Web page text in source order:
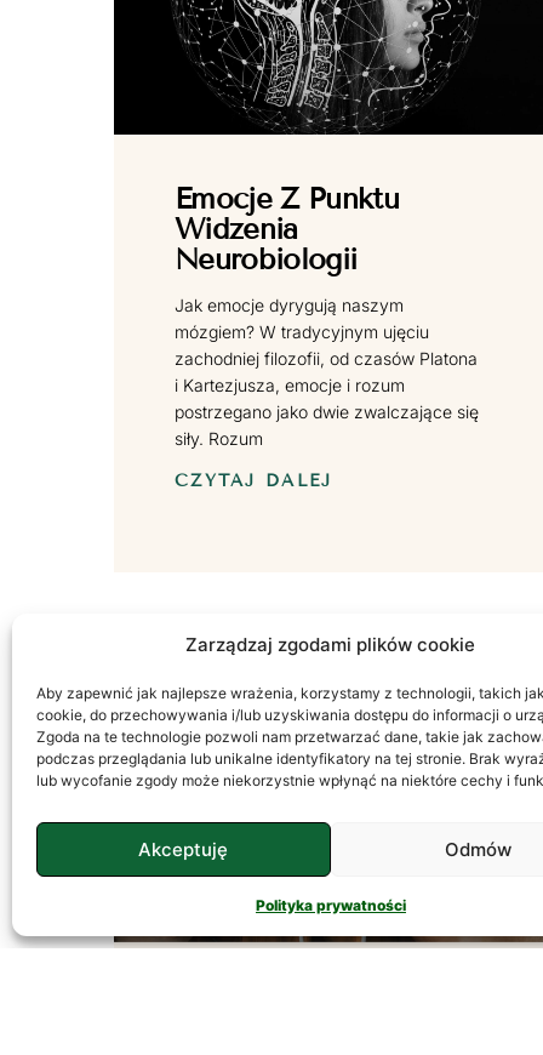
Zarządzaj zgodami plików cookie
Aby zapewnić jak najlepsze wrażenia, korzystamy z technologii, takich
cookie, do przechowywania i/lub uzyskiwania dostępu do informacji o
Zgoda na te technologie pozwoli nam przetwarzać dane, takie jak
podczas przeglądania lub unikalne identyfikatory na tej stronie. Brak
lub wycofanie zgody może niekorzystnie wpłynąć na niektóre cechy i
Akceptuję Odmów
Polityka prywatności
Emocje Z Punktu
Widzenia
Neurobiologii
Jak emocje dyrygują naszym
mózgiem? W tradycyjnym ujęciu
zachodniej filozofii, od czasów Platona
i Kartezjusza, emocje i rozum
postrzegano jako dwie zwalczające się
siły. Rozum
CZYTAJ DALEJ
PSYCHOLOGIA